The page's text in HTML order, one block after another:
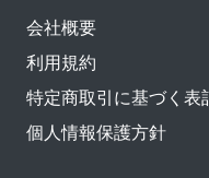
会社概要
利用規約
特定商取引に基づく表
個人情報保護方針